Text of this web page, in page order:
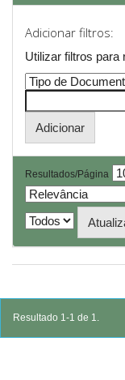
Adicionar filtros:
Utilizar filtros para
Resultados/Página
Resultado 1-1 de 1.